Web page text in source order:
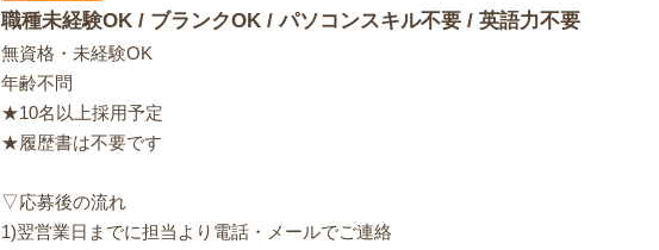
職種未経験OK / ブランクOK / パソコンスキル不要 / 英語力不要
無資格・未経験OK
年齢不問
★10名以上採用予定
★履歴書は不要です
▽応募後の流れ
1)翌営業日までに担当より電話・メールでご連絡